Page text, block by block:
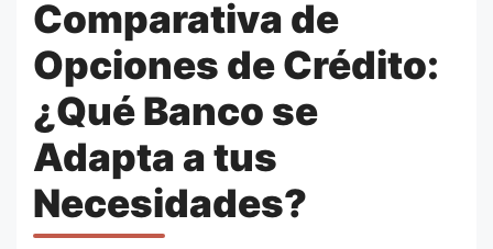
Comparativa de
Opciones de Crédito:
¿Qué Banco se
Adapta a tus
Necesidades?